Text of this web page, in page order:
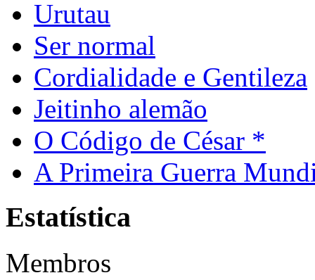
Urutau
Ser normal
Cordialidade e Gentileza
Jeitinho alemão
O Código de César *
A Primeira Guerra
Estatística
Membros